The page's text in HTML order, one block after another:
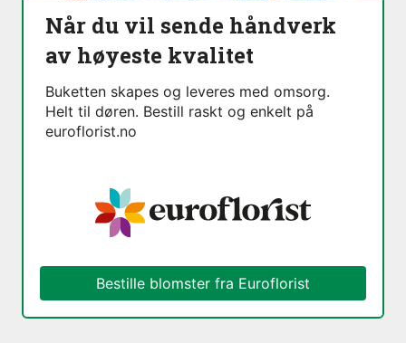
Når du vil sende håndverk
av høyeste kvalitet
Buketten skapes og leveres med omsorg.
Helt til døren. Bestill raskt og enkelt på
euroflorist.no
Bestille blomster fra Euroflorist